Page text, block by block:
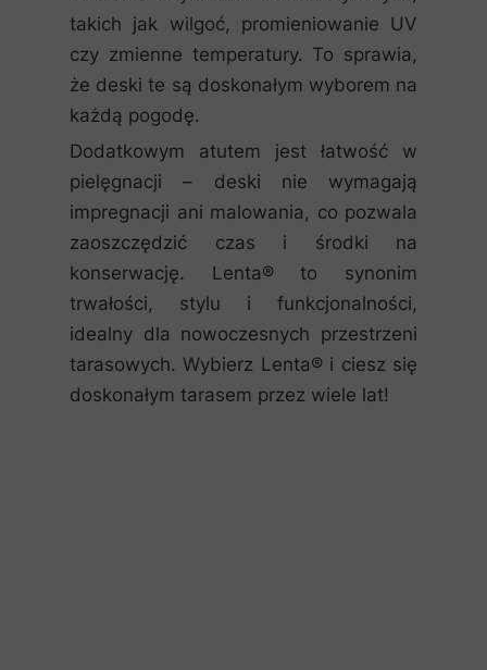
takich jak wilgoć, promieniowanie UV
czy zmienne temperatury. To sprawia,
że deski te są doskonałym wyborem na
każdą pogodę.
Dodatkowym atutem jest łatwość w
pielęgnacji – deski nie wymagają
impregnacji ani malowania, co pozwala
zaoszczędzić czas i środki na
konserwację. Lenta® to synonim
trwałości, stylu i funkcjonalności,
idealny dla nowoczesnych przestrzeni
tarasowych. Wybierz Lenta® i ciesz się
doskonałym tarasem przez wiele lat!